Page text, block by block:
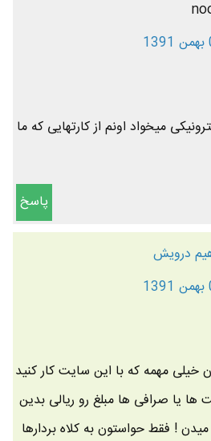
میخواد اونم از کارتهایی که ما
پاسخ
درويش
خیلی مهمه که با این سایت کار کنید
یا صرافی ها مبلغ رو ریالی بدین
! فقط حواستون به کلاه بردارها